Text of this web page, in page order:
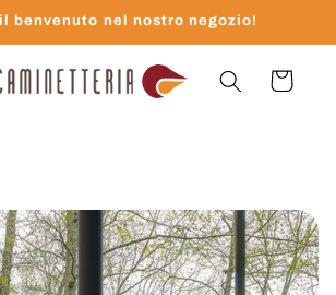
benvenuto nel nostro negozio!
Carrello